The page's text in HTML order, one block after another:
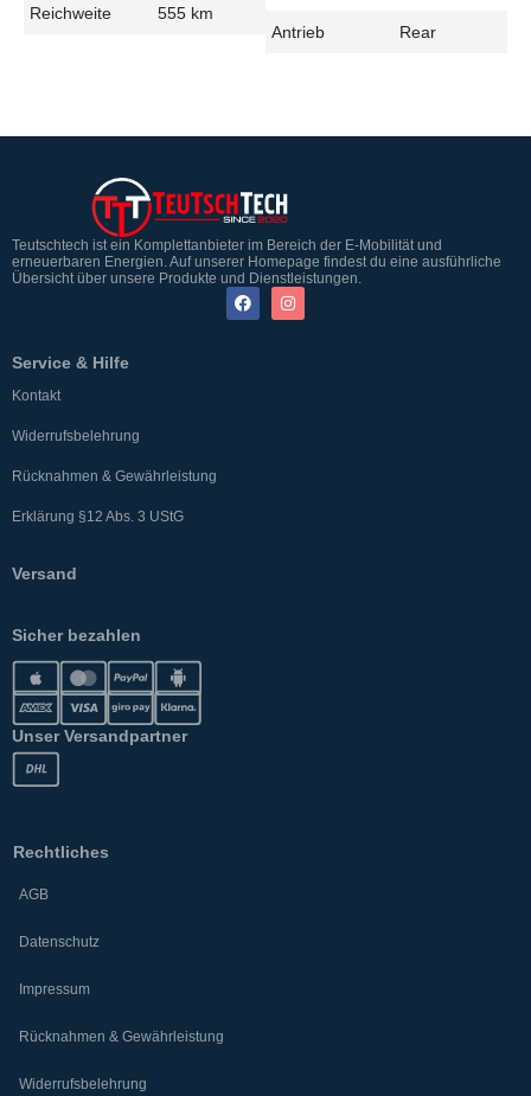
Reichweite 555 km
Antrieb Rear
Teutschtech ist ein Komplettanbieter im Bereich der E-Mobilität und
erneuerbaren Energien. Auf unserer Homepage findest du eine ausführliche
Übersicht über unsere Produkte und Dienstleistungen.
Service & Hilfe
Kontakt
Widerrufsbelehrung
Rücknahmen & Gewährleistung
Erklärung §12 Abs. 3 UStG
Versand
Sicher bezahlen
Unser Versandpartner
Rechtliches
AGB
Datenschutz
Impressum
Rücknahmen & Gewährleistung
Widerrufsbelehrung